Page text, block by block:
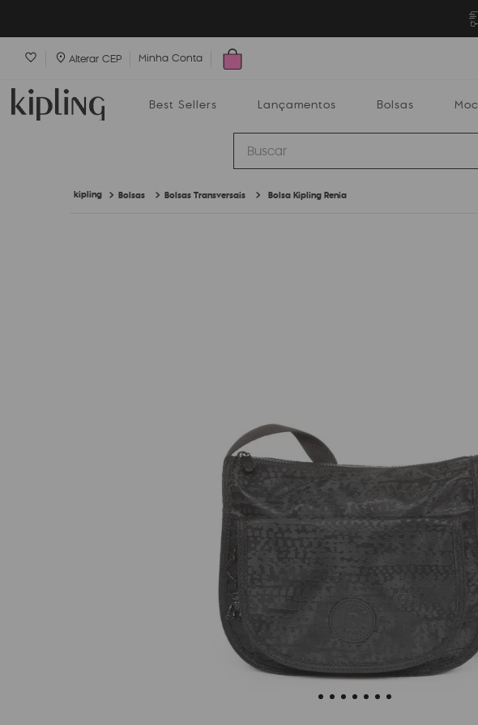
Alterar CEP Minha Conta
Best Sellers Lançamentos Bolsas
Buscar
Bolsas Bolsas Transversais Bolsa Kipling Renia